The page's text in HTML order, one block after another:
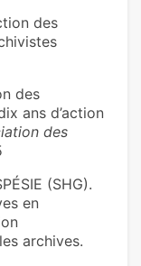
des
des
ans d’action
des
(SHG).
en
archives.